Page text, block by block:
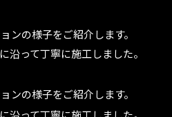
ンの様子をご紹介します。
沿って丁寧に施工しました。
ンの様子をご紹介します。